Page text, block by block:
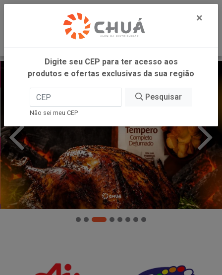
×
Digite seu CEP para ter acesso aos
produtos e ofertas exclusivas da sua região
Pesquisar
Não sei meu CEP